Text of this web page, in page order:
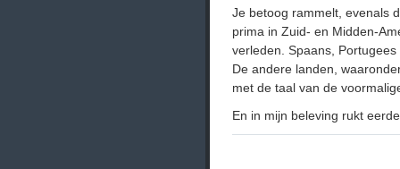
Je betoog rammelt, evenals
prima in Zuid- en Midden-
verleden. Spaans,
De andere landen,
met de taal van de
En in mijn beleving rukt